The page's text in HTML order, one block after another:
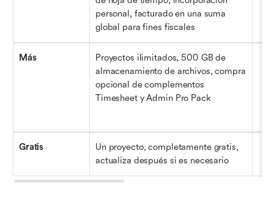
personal, facturado en una suma
global para fines fiscales
Más
Proyectos ilimitados, 500 GB de
almacenamiento de archivos, compra
opcional de complementos
Timesheet y Admin Pro Pack
Gratis
Un proyecto, completamente gratis,
actualiza después si es necesario